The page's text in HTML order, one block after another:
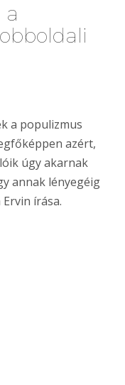
a
a populizmus
azért,
úgy akarnak
annak lényegéig
írása.